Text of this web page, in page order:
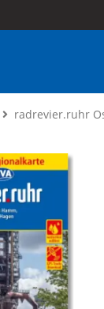
radrevier.ruhr